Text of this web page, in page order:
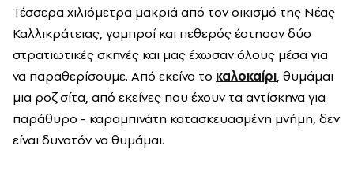
Τέσσερα χιλιόμετρα μακριά από τον οικισμό της Νέας
Καλλικράτειας, γαμπροί και πεθερός έστησαν δύο
στρατιωτικές σκηνές και μας έχωσαν όλους μέσα για
να παραθερίσουμε. Από εκείνο το καλοκαίρι, θυμάμαι
μια ροζ σίτα, από εκείνες που έχουν τα αντίσκηνα για
παράθυρο - καραμπινάτη κατασκευασμένη μνήμη, δεν
είναι δυνατόν να θυμάμαι.